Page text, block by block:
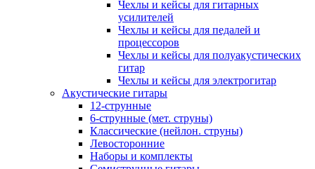
Чехлы и кейсы для гитарных
усилителей
Чехлы и кейсы для педалей и
процессоров
Чехлы и кейсы для полуакустических
гитар
Чехлы и кейсы для электрогитар
Акустические гитары
12-струнные
6-струнные (мет. струны)
Классические (нейлон. струны)
Левосторонние
Наборы и комплекты